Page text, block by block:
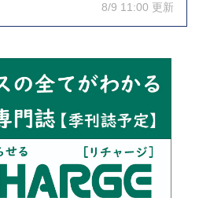
8/9 11:00 更新